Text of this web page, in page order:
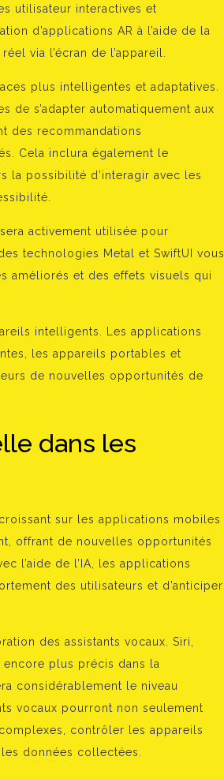
utilisateur interactives et
d’applications AR à l’aide de la
via l’écran de l’appareil.
plus intelligentes et adaptatives.
de s’adapter automatiquement aux
des recommandations
Cela inclura également le
la possibilité d’interagir avec les
activement utilisée pour
technologies Metal et SwiftUI vous
améliorés et des effets visuels qui
intelligents. Les applications
les appareils portables et
de nouvelles opportunités de
dans les
sur les applications mobiles
offrant de nouvelles opportunités
l’aide de l’IA, les applications
des utilisateurs et d’anticiper
des assistants vocaux. Siri,
encore plus précis dans la
considérablement le niveau
vocaux pourront non seulement
contrôler les appareils
données collectées.